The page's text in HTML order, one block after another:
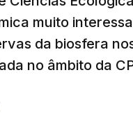
muito
da biosfera
no âmbito da